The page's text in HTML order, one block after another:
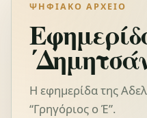
ΨΗΦΙΑΚΌ ΑΡΧΕΊΟ
Η εφημερίδα της
“Γρηγόριος ο Έ”.